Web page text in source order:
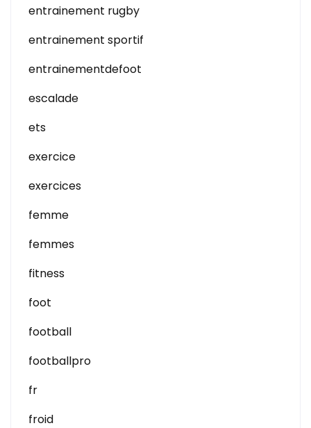
entrainement rugby
entrainement sportif
entrainementdefoot
escalade
ets
exercice
exercices
femme
femmes
fitness
foot
football
footballpro
fr
froid